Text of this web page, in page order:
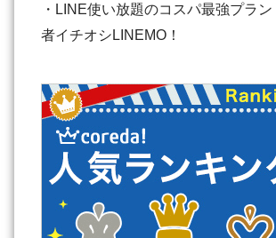
・LINE使い放題のコスパ最強プラ
者イチオシLINEMO！